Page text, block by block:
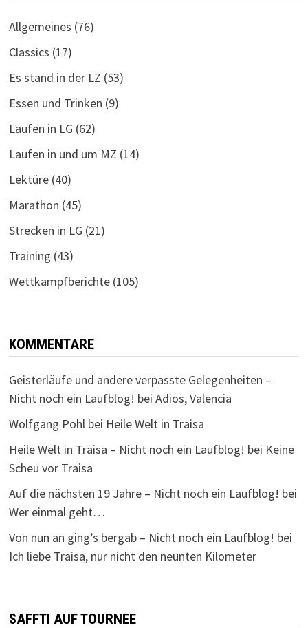
Allgemeines (76)
Classics (17)
Es stand in der LZ (53)
Essen und Trinken (9)
Laufen in LG (62)
Laufen in und um MZ (14)
Lektüre(40)
Marathon (45)
Strecken in LG (21)
Training (43)
Wettkampfberichte(105)
KOMMENTARE
Geisterläufe und andere verpasste Gelegenheiten –
Nicht noch ein Laufblog! bei Adios, Valencia
Wolfgang Pohlbei Heile Welt in Traisa
Heile Welt in Traisa – Nicht noch ein Laufblog! bei Keine
Scheu vor Traisa
Auf die nächsten 19 Jahre – Nicht noch ein Laufblog! bei
Wer einmal geht…
Von nun an ging’s bergab – Nicht noch ein Laufblog! bei
Ich liebe Traisa, nur nicht den neunten Kilometer
SAFFTI AUF TOURNEE